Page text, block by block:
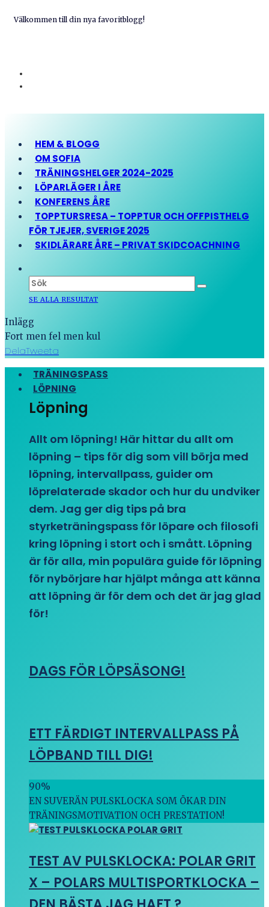
Välkommen till din nya favoritblogg!
HEM & BLOGG
OM SOFIA
TRÄNINGSHELGER 2024-2025
LÖPARLÄGER I ÅRE
KONFERENS ÅRE
TOPPTURSRESA – TOPPTUR OCH OFFPISTHELG
FÖR TJEJER, SVERIGE 2025
SKIDLÄRARE ÅRE – PRIVAT SKIDCOACHNING
SE ALLA RESULTAT
Inlägg
Fort men fel men kul
DelaTweeta
TRÄNINGSPASS
LÖPNING
Löpning
Allt om löpning! Här hittar du allt om
löpning – tips för dig som vill börja med
löpning, intervallpass, guider om
löprelaterade skador och hur du undviker
dem. Jag ger dig tips på bra
styrketräningspass för löpare och filosofi
kring löpning i stort och i smått. Löpning
är för alla, min populära guide för löpning
för nybörjare har hjälpt många att känna
att löpning är för dem och det är jag glad
för!
DAGS FÖR LÖPSÄSONG!
ETT FÄRDIGT INTERVALLPASS PÅ
LÖPBAND TILL DIG!
90%
EN SUVERÄN PULSKLOCKA SOM ÖKAR DIN
TRÄNINGSMOTIVATION OCH PRESTATION!
TEST AV PULSKLOCKA: POLAR GRIT
X – POLARS MULTISPORTKLOCKA –